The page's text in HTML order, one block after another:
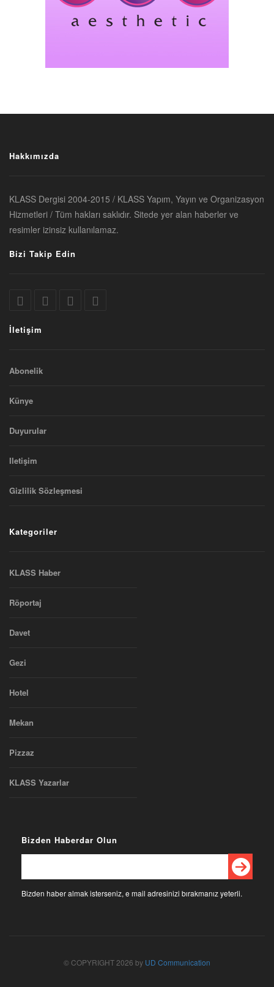
Hakkımızda
KLASS Dergisi 2004-2015 / KLASS Yapım, Yayın ve Organizasyon
Hizmetleri / Tüm hakları saklıdır. Sitede yer alan haberler ve
resimler izinsiz kullanılamaz.
Bizi Takip Edin
İletişim
Abonelik
Künye
Duyurular
Iletişim
Gizlilik Sözleşmesi
Kategoriler
KLASS Haber
Röportaj
Davet
Gezi
Hotel
Mekan
Pizzaz
KLASS Yazarlar
Bizden Haberdar Olun
Bizden haber almak isterseniz, e mail adresinizi bırakmanız yeterli.
© COPYRIGHT 2026 by UD Communication